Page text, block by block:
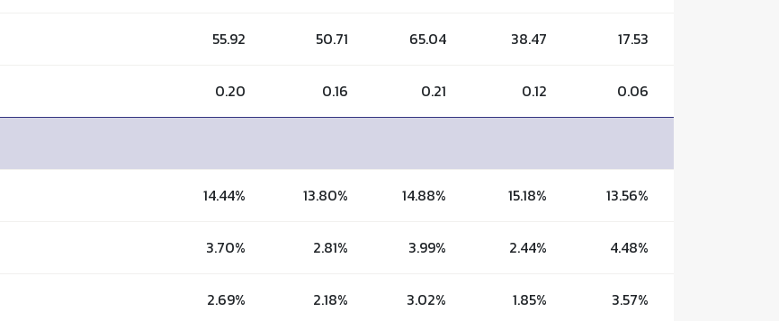
55.92 50.71 65.04 38.47 17.53
0.20 0.16 0.21 0.12 0.06
14.44% 13.80% 14.88% 15.18% 13.56%
3.70% 2.81% 3.99% 2.44% 4.48%
2.69% 2.18% 3.02% 1.85% 3.57%